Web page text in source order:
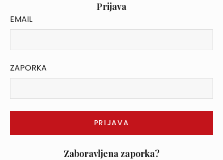
Prijava
EMAIL
ZAPORKA
Zaboravljena zaporka?